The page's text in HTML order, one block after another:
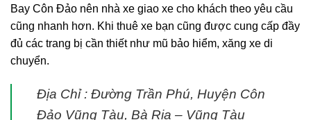
Bay Côn Đảo nên nhà xe giao xe cho khách theo yêu cầu
cũng nhanh hơn. Khi thuê xe bạn cũng được cung cấp đầy
đủ các trang bị cần thiết như mũ bảo hiểm, xăng xe di
chuyển.
Địa Chỉ : Đường Trần Phú, Huyện Côn
Đảo Vũng Tàu, Bà Rịa – Vũng Tàu